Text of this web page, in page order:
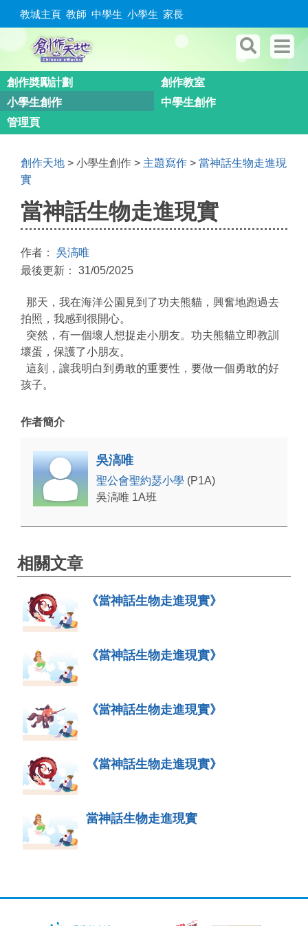
教城主頁 教師 中學生 小學生 家長
創作奬勵計劃
創作教室
小學生創作
中學生創作
管理頁
創作天地 > 小學生創作 > 主題寫作 > 當神話生物走進現
實
當神話生物走進現實
作者： 吳滈唯
最後更新： 31/05/2025
那天，我在海洋公園見到了功夫熊貓，興奮地跑過去
拍照，我感到很開心。
突然，有一個壞人想捉走小朋友。功夫熊貓立即教訓
壞蛋，保護了小朋友。
這刻，讓我明白到勇敢的重要性，要做一個勇敢的好
孩子。
作者簡介
吳滈唯
聖公會聖約瑟小學 (P1A)
吳滈唯 1A班
相關文章
《當神話生物走進現實》
《當神話生物走進現實》
《當神話生物走進現實》
《當神話生物走進現實》
當神話生物走進現實